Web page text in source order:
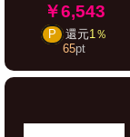
￥6,543
P 還元1％
65pt